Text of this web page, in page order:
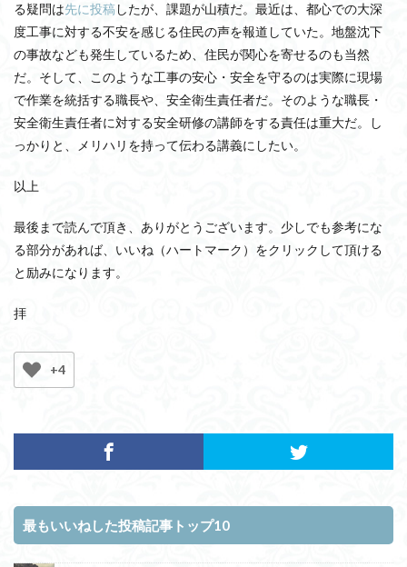
る疑問は先に投稿したが、課題が山積だ。最近は、都心での大深
度工事に対する不安を感じる住民の声を報道していた。地盤沈下
の事故なども発生しているため、住民が関心を寄せるのも当然
だ。そして、このような工事の安心・安全を守るのは実際に現場
で作業を統括する職長や、安全衛生責任者だ。そのような職長・
安全衛生責任者に対する安全研修の講師をする責任は重大だ。し
っかりと、メリハリを持って伝わる講義にしたい。
以上
最後まで読んで頂き、ありがとうございます。少しでも参考にな
る部分があれば、いいね（ハートマーク）をクリックして頂ける
と励みになります。
拝
+4
最もいいねした投稿記事トップ10